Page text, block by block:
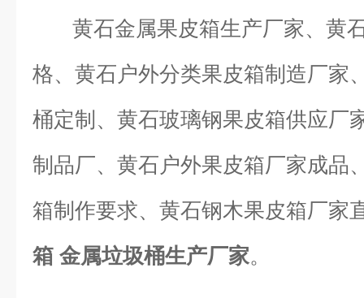
黄石金属果皮箱生产厂家、黄
格、黄石户外分类果皮箱制造厂家
桶定制、黄石玻璃钢果皮箱供应厂
制品厂、黄石户外果皮箱厂家成品
箱制作要求、黄石钢木果皮箱厂家
箱 金属垃圾桶生产厂家。